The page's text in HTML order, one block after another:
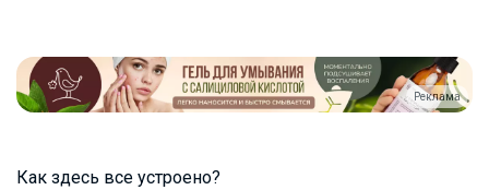
Реклама
Как здесь все устроено?